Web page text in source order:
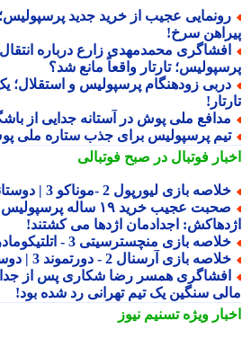
عجیب از خرید جدید پرسپولیس؛
سرخ!
محمدمهدی زارع درباره انتقال
تارتار واقعاً مانع شد؟
زودهنگام پرسپولیس و استقلال؛ یک
ملی پوش در آستانه جدایی از
پرسپولیس برای جذب ستاره ملی
فوتبال در صبح فوتبالی
بازی لیورپول 2 -موناکو 3 | دوستانه باشگاهی
صحبت عجیب خرید ۱۹ ساله
اجدادمان اژدها می کشتند!
بازی منچسترسیتی 3 - اتلتیکومادرید 1 | دوستانه باشگاهی
بازی آرسنال 2 - دورتموند 3 | دوستانه باشگاهی
همسر رضا شکاری پس از جدایی
سنگین یک تیم تهرانی رد شده بود!
ویژهتسنیم نیوز